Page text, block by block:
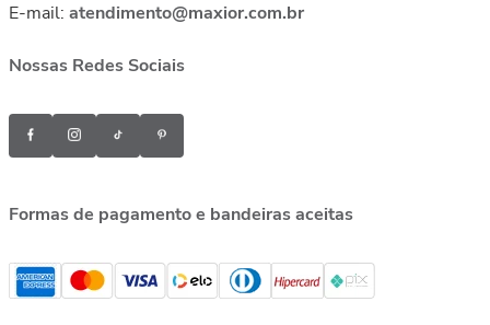
E-mail: atendimento@maxior.com.br
Nossas Redes Sociais
Formas de pagamento e bandeiras aceitas